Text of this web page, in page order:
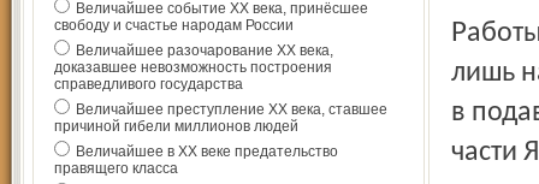
Величайшее событие ХХ века, принёсшее
свободу и счастье народам России
Величайшее разочарование ХХ века,
доказавшее невозможность построения
справедливого государства
Величайшее преступление ХХ века, ставшее
причиной гибели миллионов людей
Величайшее в ХХ веке предательство
правящего класса
Работы по нанесению дорожной разметки выполнены
лишь
в
части